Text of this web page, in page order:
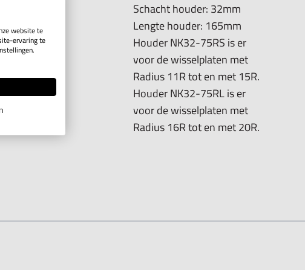
Schacht houder: 32mm
Lengte houder: 165mm
Houder NK32-75RS is er
voor de wisselplaten met
Radius 11R tot en met 15R.
Houder NK32-75RL is er
voor de wisselplaten met
Radius 16R tot en met 20R.
the tab key. You can skip the carousel or go straight to carousel
website te
ervaring te